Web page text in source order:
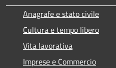
Anagrafe e stato civile
Cultura e tempo libero
Vita lavorativa
Imprese e Commercio